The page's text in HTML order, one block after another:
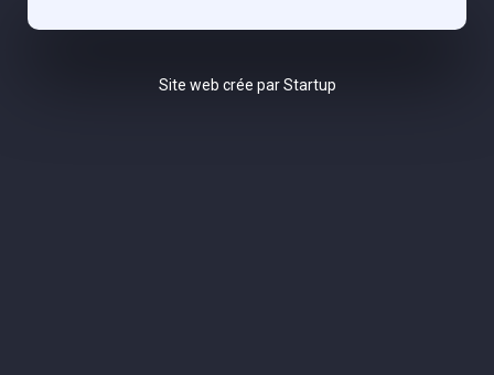
Site web crée par Startup